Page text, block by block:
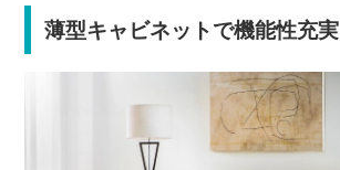
薄型キャビネットで機能性充実